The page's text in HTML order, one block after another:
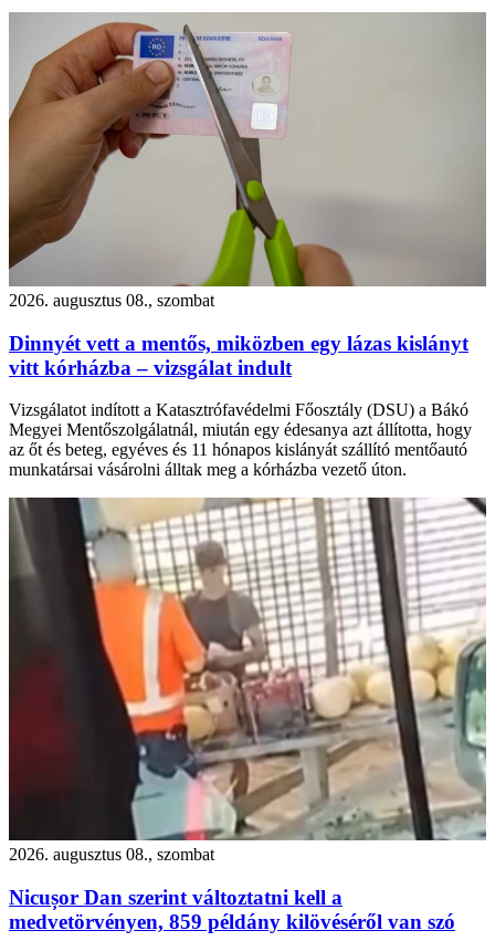
2026. augusztus 08., szombat
Dinnyét vett a mentős, miközben egy lázas kislányt
vitt kórházba – vizsgálat indult
Vizsgálatot indított a Katasztrófavédelmi Főosztály (DSU) a Bákó
Megyei Mentőszolgálatnál, miután egy édesanya azt állította, hogy
az őt és beteg, egyéves és 11 hónapos kislányát szállító mentőautó
munkatársai vásárolni álltak meg a kórházba vezető úton.
2026. augusztus 08., szombat
Nicușor Dan szerint változtatni kell a
medvetörvényen, 859 példány kilövéséről van szó